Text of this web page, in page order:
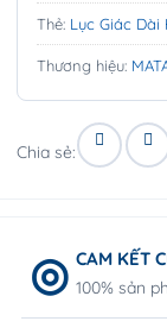
Thẻ: Lục Giác Dài
Thương hiệu:
Chia sẻ:
CAM KẾT
100% sản